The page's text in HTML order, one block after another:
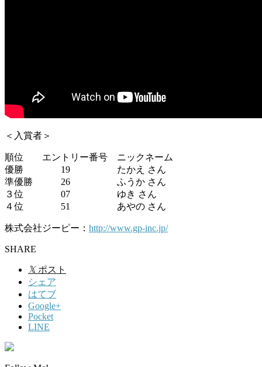
＜入賞者＞
順位 エントリー番号 ニックネーム
優勝 19 たかえ さん
準優勝 26 ふうか さん
３位 07 ゆき さん
４位 51 あやの さん
株式会社ジーピー： http://www.gp-inc.jp/
SHARE
𝕏 ポスト
シェア
はてブ
Google+
Pocket
LINE